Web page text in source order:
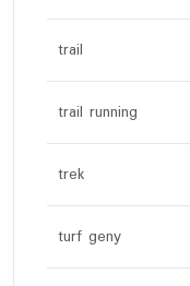
trail
trail running
trek
turf geny